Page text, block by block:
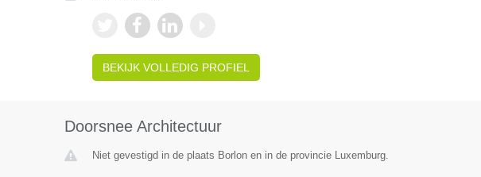
BEKIJK VOLLEDIG PROFIEL
Doorsnee Architectuur
Niet gevestigd in de plaats Borlon en in de provincie Luxemburg.